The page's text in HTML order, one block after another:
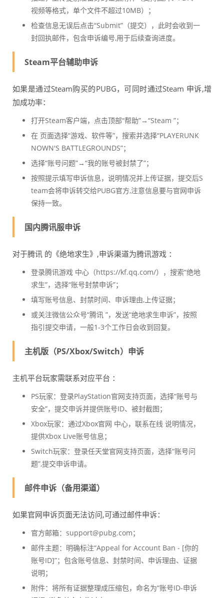
视频等格式，单个文件不超过10MB）；
检查信息无误后点击“Submit”（提交），此时会收到一
封回执邮件，包含申诉编号,用于后续查询进度。
Steam平台辅助申诉
如果是通过Steam购买的PUBG，可同时通过Steam 申诉,增
加成功率：
打开Steam客户端，点击顶部“帮助”→“Steam ”；
在 页面选择“游戏、软件等”，搜索并选择“PLAYERUNK
NOWN'S BATTLEGROUNDS”；
选择“账号问题”→“我的账号被封禁了”；
按照提示填写申诉信息，说明情况并上传证据，提交后S
team会将申诉转交给PUBG官方,注意信息要与官网申诉
保持一致。
国内腾讯服申诉
对于腾讯 的《绝地求生》,申诉渠道为腾讯游戏 ：
登录腾讯游戏 中心（https://kf.qq.com/），搜索“绝地
求生”，选择“账号封禁申诉”；
填写账号信息、封禁时间、申诉理由,上传证据；
或关注微信公众号“腾讯 ”，发送“绝地求生申诉”，按照
指引提交申请，一般1-3个工作日会收到回复。
主机版（PS/Xbox/Switch）申诉
主机平台玩家需联系对应平台 ：
PS玩家：登录PlayStation官网支持页面，选择“账号与
安全”，提交申诉并提供账号ID、被封截图；
Xbox玩家：通过Xbox官网 中心，联系在线 说明情况，
提供Xbox Live账号信息；
Switch玩家：登录任天堂官网支持页面，选择“账号问
题”,提交申诉申请。
邮件申诉（备用渠道）
如果官网申诉页面无法访问,可通过邮件申诉：
官方邮箱：support@pubg.com；
邮件主题：明确标注“Appeal for Account Ban - [你的
账号ID]”；包含账号信息、封禁时间、申诉理由、证据
说明；
附件：将所有证据整理成压缩包，命名为“账号ID-申诉